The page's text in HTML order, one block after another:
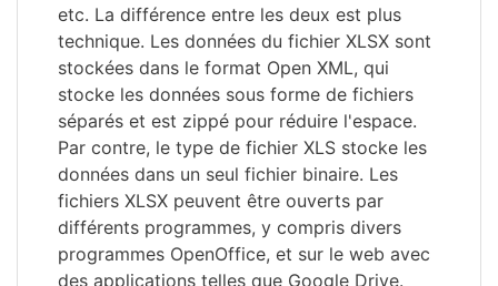
etc. La différence entre les deux est plus
technique. Les données du fichier XLSX sont
stockées dans le format Open XML, qui
stocke les données sous forme de fichiers
séparés et est zippé pour réduire l'espace.
Par contre, le type de fichier XLS stocke les
données dans un seul fichier binaire. Les
fichiers XLSX peuvent être ouverts par
différents programmes, y compris divers
programmes OpenOffice, et sur le web avec
des applications telles que Google Drive.